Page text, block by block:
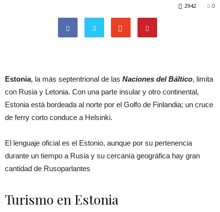
0
2942
Estonia, la más septentrional de las Naciones del Báltico, limita
con Rusia y Letonia. Con una parte insular y otro continental,
Estonia está bordeada al norte por el Golfo de Finlandia; un cruce
de ferry corto conduce a Helsinki.
El lenguaje oficial es el Estonio, aunque por su pertenencia
durante un tiempo a Rusia y su cercanía geográfica hay gran
cantidad de Rusoparlantes
Turismo en Estonia